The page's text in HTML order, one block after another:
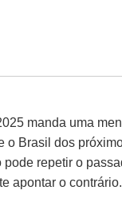
manda uma
o Brasil dos
pode repetir o
apontar o contrário.